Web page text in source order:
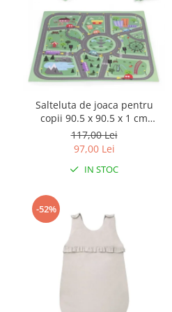
Salteluta de joaca pentru
copii 90.5 x 90.5 x 1 cm
ECOEVA021 - Orasel
117,00 Lei
97,00 Lei
IN STOC
-52%